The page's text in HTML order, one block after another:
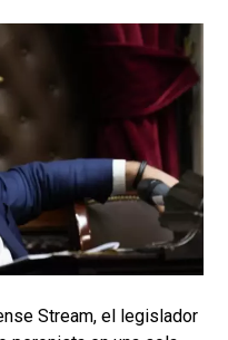
Stream, el legislador